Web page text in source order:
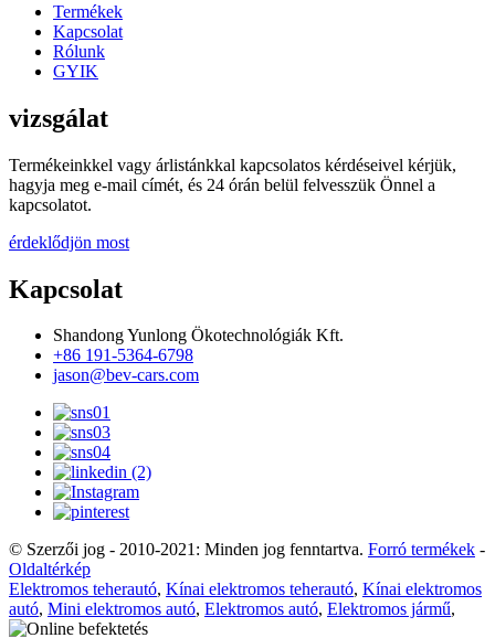
Termékek
Kapcsolat
Rólunk
GYIK
vizsgálat
Termékeinkkel vagy árlistánkkal kapcsolatos kérdéseivel kérjük,
hagyja meg e-mail címét, és 24 órán belül felvesszük Önnel a
kapcsolatot.
érdeklődjön most
Kapcsolat
Shandong Yunlong Ökotechnológiák Kft.
+86 191-5364-6798
jason@bev-cars.com
© Szerzői jog - 2010-2021: Minden jog fenntartva. Forró termékek -
Oldaltérkép
Elektromos teherautó, Kínai elektromos teherautó, Kínai elektromos
autó, Mini elektromos autó, Elektromos autó, Elektromos jármű,